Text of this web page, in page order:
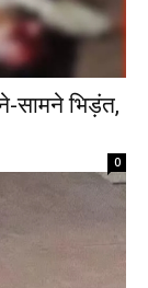
सामने भिड़ंत,
0